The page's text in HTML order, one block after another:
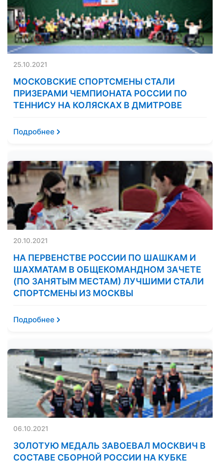
25.10.2021
МОСКОВСКИЕ СПОРТСМЕНЫ СТАЛИ
ПРИЗЕРАМИ ЧЕМПИОНАТА РОССИИ ПО
ТЕННИСУ НА КОЛЯСКАХ В ДМИТРОВЕ
Подробнее
20.10.2021
НА ПЕРВЕНСТВЕ РОССИИ ПО ШАШКАМ И
ШАХМАТАМ В ОБЩЕКОМАНДНОМ ЗАЧЕТЕ
(ПО ЗАНЯТЫМ МЕСТАМ) ЛУЧШИМИ СТАЛИ
СПОРТСМЕНЫ ИЗ МОСКВЫ
Подробнее
06.10.2021
ЗОЛОТУЮ МЕДАЛЬ ЗАВОЕВАЛ МОСКВИЧ В
СОСТАВЕ СБОРНОЙ РОССИИ НА КУБКЕ